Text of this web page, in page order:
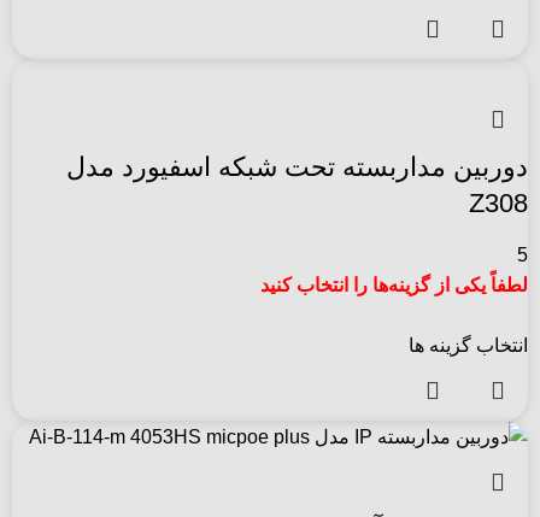
دوربین مداربسته تحت شبکه اسفیورد مدل
Z308
5
لطفاً یکی از گزینه‌ها را انتخاب کنید
انتخاب گزینه ها